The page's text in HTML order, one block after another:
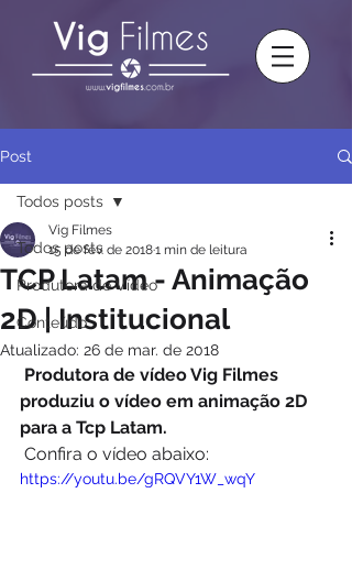
Post
Todos posts
Produtora de Vídeo
Conteúdo
Todos posts
TCP Latam - Animação
2D | Institucional
Vig Filmes
15 de fev. de 20181 min de leitura
Atualizado: 26 de mar. de 2018
Produtora de vídeo Vig Filmes
produziu o vídeo em animação 2D
para a Tcp Latam.
Confira o vídeo abaixo:
https://youtu.be/gRQVY1W_wqY